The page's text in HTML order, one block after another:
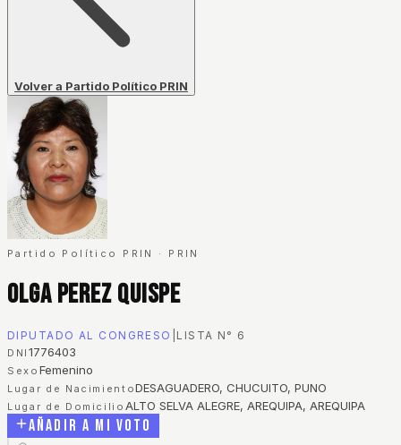
Volver a Partido Político PRIN
Partido Político PRIN · PRIN
Olga Perez Quispe
DIPUTADO AL CONGRESO LISTA N° 6
DNI 1776403
Sexo Femenino
Lugar de NacimientoDESAGUADERO, CHUCUITO, PUNO
Lugar de Domicilio ALTO SELVA ALEGRE, AREQUIPA, AREQUIPA
Añadir a mi voto